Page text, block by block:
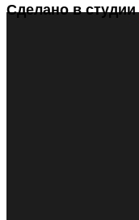
Сделано в студии